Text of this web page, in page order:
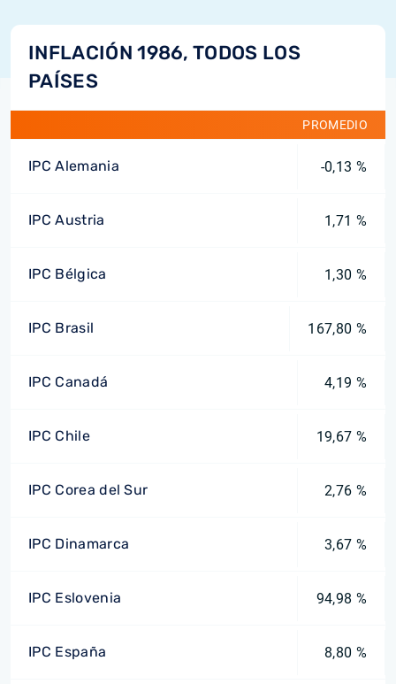
INFLACIÓN 1986, TODOS LOS
PAÍSES
PROMEDIO
IPC Alemania -0,13 %
IPC Austria 1,71 %
IPC Bélgica 1,30 %
IPC Brasil 167,80 %
IPC Canadá 4,19 %
IPC Chile 19,67 %
IPC Corea del Sur 2,76 %
IPC Dinamarca 3,67 %
IPC Eslovenia 94,98 %
IPC España 8,80 %